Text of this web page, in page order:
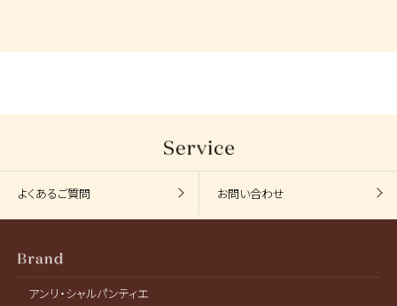
よくあるご質問 お問い合わせ
アンリ・シャルパンティエ